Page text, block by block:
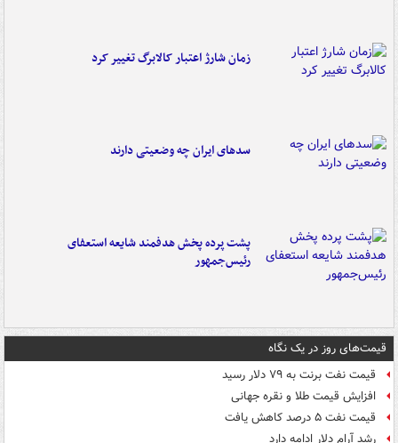
زمان شارژ اعتبار کالابرگ تغییر کرد
سدهای ایران چه وضعیتی دارند
پشت پرده پخش هدفمند شایعه استعفای
رئیس‌جمهور
قیمت‌های روز در یک نگاه
قیمت نفت برنت به ۷۹ دلار رسید
افزایش قیمت طلا و نقره جهانی
قیمت نفت ۵ درصد کاهش یافت
رشد آرام دلار ادامه دارد